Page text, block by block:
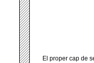
El proper cap de